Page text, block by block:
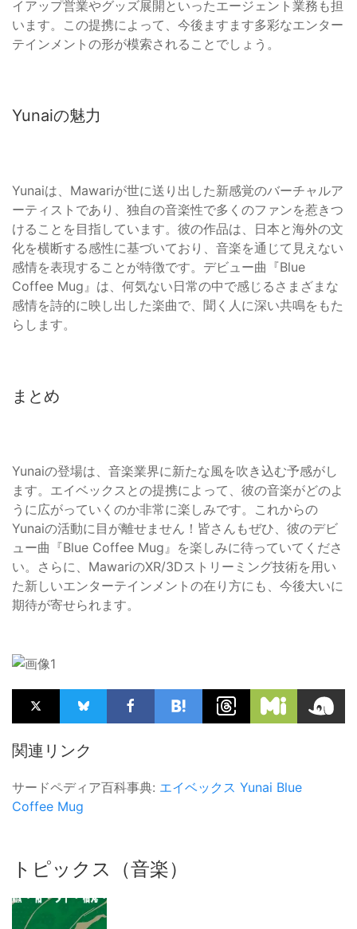
イアップ営業やグッズ展開といったエージェント業務も担
います。この提携によって、今後ますます多彩なエンター
テインメントの形が模索されることでしょう。
Yunaiの魅力
Yunaiは、Mawariが世に送り出した新感覚のバーチャルア
ーティストであり、独自の音楽性で多くのファンを惹きつ
けることを目指しています。彼の作品は、日本と海外の文
化を横断する感性に基づいており、音楽を通じて見えない
感情を表現することが特徴です。デビュー曲『Blue
Coffee Mug』は、何気ない日常の中で感じるさまざまな
感情を詩的に映し出した楽曲で、聞く人に深い共鳴をもた
らします。
まとめ
Yunaiの登場は、音楽業界に新たな風を吹き込む予感がし
ます。エイベックスとの提携によって、彼の音楽がどのよ
うに広がっていくのか非常に楽しみです。これからの
Yunaiの活動に目が離せません！皆さんもぜひ、彼のデビ
ュー曲『Blue Coffee Mug』を楽しみに待っていてくださ
い。さらに、MawariのXR/3Dストリーミング技術を用い
た新しいエンターテインメントの在り方にも、今後大いに
期待が寄せられます。
関連リンク
サードペディア百科事典: エイベックス Yunai Blue
Coffee Mug
トピックス（音楽）